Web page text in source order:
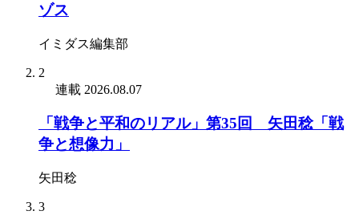
ゾス
イミダス編集部
2
連載 2026.08.07
「戦争と平和のリアル」第35回 矢田稔「戦
争と想像力」
矢田稔
3